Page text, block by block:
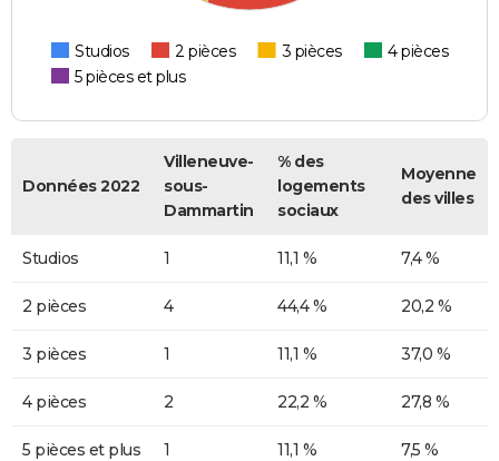
Studios 2 pièces 3 pièces
4 pièces
5 pièces et plus
Données 2022
Villeneuve-
sous-
Dammartin
% des
logements
sociaux
Moyenne
des villes
Studios 1 11,1 % 7,4 %
2 pièces 4 44,4 % 20,2 %
3 pièces 1 11,1 % 37,0 %
4 pièces 2 22,2 % 27,8 %
5 pièces et plus 1 11,1 % 7,5 %